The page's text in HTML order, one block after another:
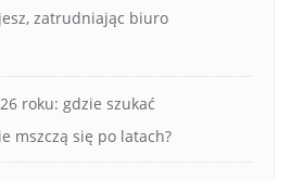
zatrudniając biuro
roku: gdzie szukać
mszczą się po latach?